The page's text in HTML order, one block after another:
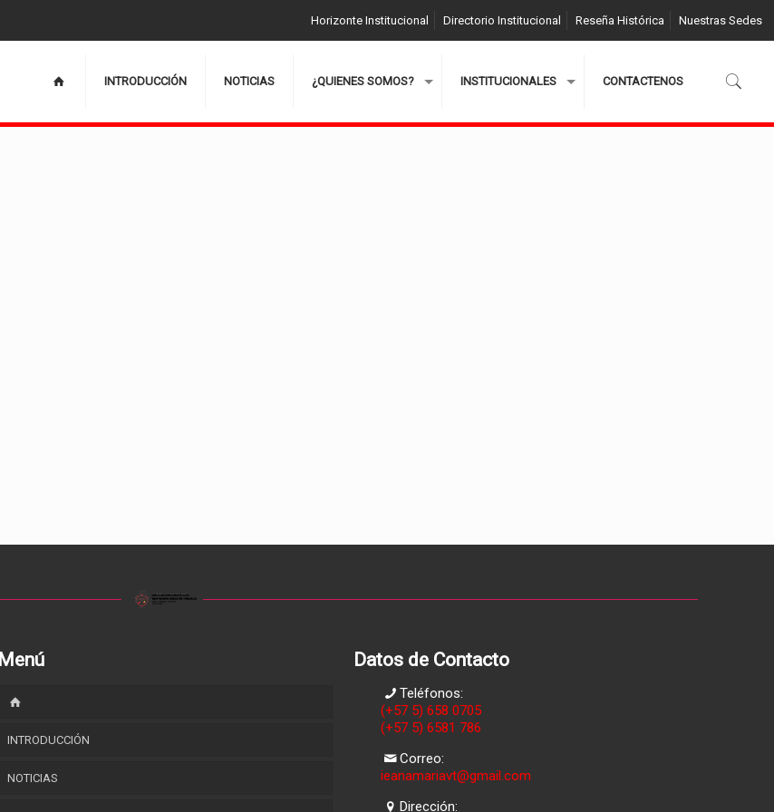
Horizonte Institucional Directorio Institucional Reseña Histórica Nuestras Sedes
INTRODUCCIÓN NOTICIAS ¿QUIENES SOMOS? INSTITUCIONALES CONTACTENOS
Menú
INTRODUCCIÓN
NOTICIAS
Datos de Contacto
Teléfonos:
(+57 5) 658 0705
(+57 5) 6581 786
Correo:
ieanamariavt@gmail.com
Dirección: